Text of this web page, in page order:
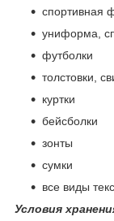
спортивная
униформа,
футболки
толстовки,
куртки
бейсболки
зонты
сумки
все виды
Условия